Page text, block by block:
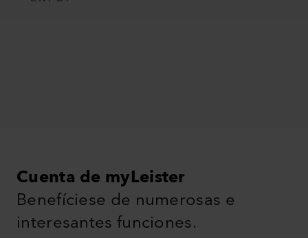
Cuenta de myLeister
Benefíciese de numerosas e
interesantes funciones.